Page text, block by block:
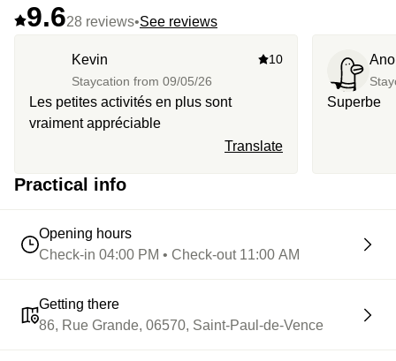
9.628 reviews•See reviews
Kevin
Staycation from 09/05/26
10
Les petites activités en plus sont
vraiment appréciable
Translate
Superbe
Practical info
Opening hours
Check-in 04:00 PM • Check-out 11:00 AM
Getting there
86, Rue Grande, 06570, Saint-Paul-de-Vence